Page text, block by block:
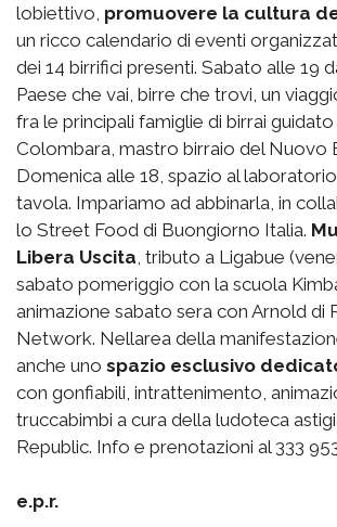
lobiettivo, promuovere la cultura
un ricco calendario di eventi
dei 14 birrifici presenti. Sabato alle 19
Paese che vai, birre che trovi, un
fra le principali famiglie di birrai
Colombara, mastro birraio del Nuovo
Domenica alle 18, spazio al laboratorio
tavola. Impariamo ad abbinarla, in
lo Street Food di Buongiorno Italia.
Libera Uscita , tributo a Ligabue
sabato pomeriggio con la scuola
animazione sabato sera con Arnold di
Network. Nellarea della
anche uno spazio esclusivo
con gonfiabili, intrattenimento,
truccabimbi a cura della ludoteca
Republic. Info e prenotazioni al 333
e.p.r.